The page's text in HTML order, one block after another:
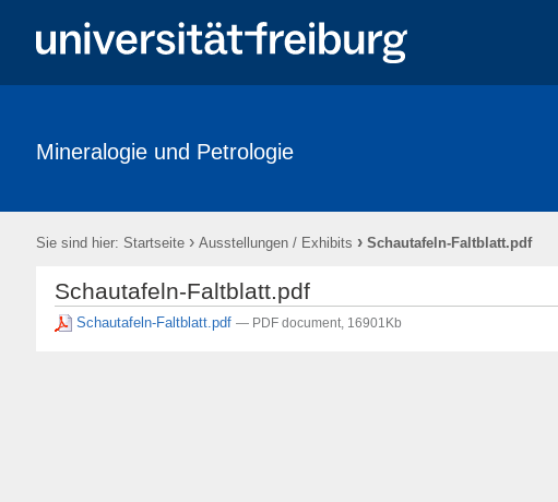
Geschichte / History Downloads Anfahrt / How to reach us Impressum
Mineralogie und Petrologie
Sie sind hier: Startseite › Ausstellungen / Exhibits › Schautafeln-Faltblatt.pdf
Schautafeln-Faltblatt.pdf
Schautafeln-Faltblatt.pdf — PDF document, 16901Kb